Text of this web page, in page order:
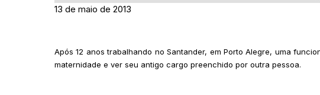
13 de maio de 2013
Após 12 anos trabalhando no Santander, em Porto Alegre, uma
maternidade e ver seu antigo cargo preenchido por outra pessoa.